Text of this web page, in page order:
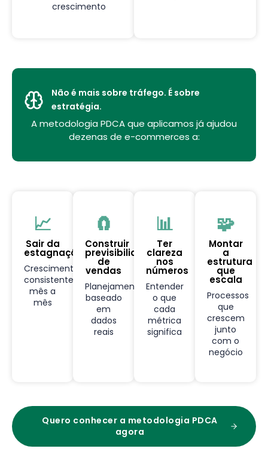
crescimento
Não é mais sobre tráfego. É sobre
estratégia.
A metodologia PDCA que aplicamos já ajudou
dezenas de e-commerces a:
📈
Sair da
estagnação
Crescimento
consistente
mês a
mês
🧲
Construir
previsibilidade
de
vendas
Planejamento
baseado
em
dados
reais
📊
Ter
clareza
nos
números
Entender
o que
cada
métrica
significa
🧩
Montar
a
estrutura
que
escala
Processos
que
crescem
junto
com o
negócio
Quero conhecer a metodologia PDCA
agora